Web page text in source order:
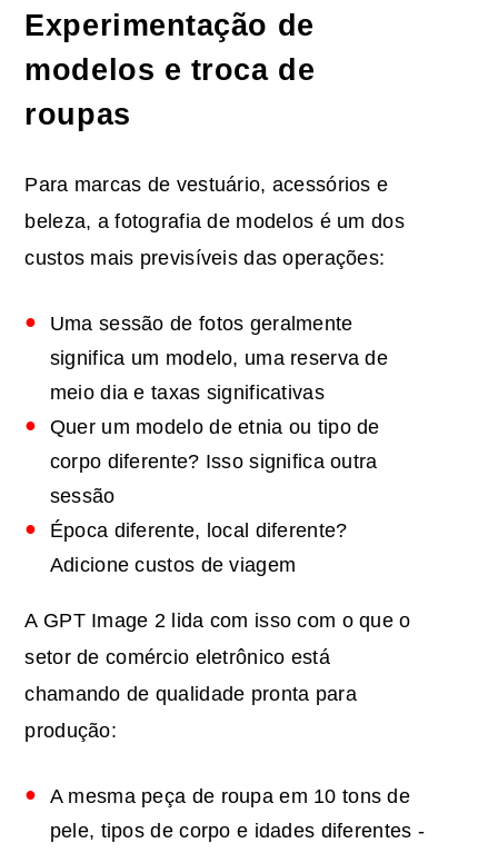
Experimentação de
modelos e troca de
roupas
Para marcas de vestuário, acessórios e
beleza, a fotografia de modelos é um dos
custos mais previsíveis das operações:
Uma sessão de fotos geralmente
significa um modelo, uma reserva de
meio dia e taxas significativas
Quer um modelo de etnia ou tipo de
corpo diferente? Isso significa outra
sessão
Época diferente, local diferente?
Adicione custos de viagem
A GPT Image 2 lida com isso com o que o
setor de comércio eletrônico está
chamando de qualidade pronta para
produção:
A mesma peça de roupa em 10 tons de
pele, tipos de corpo e idades diferentes -